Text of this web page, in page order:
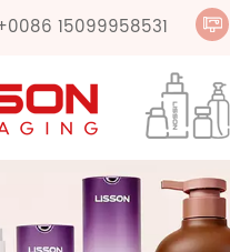
15099958531